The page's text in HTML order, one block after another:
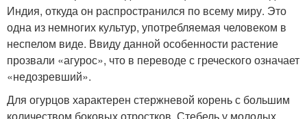
Индия, откуда он распространился по всему миру. Это
одна из немногих культур, употребляемая человеком в
неспелом виде. Ввиду данной особенности растение
прозвали «агурос», что в переводе с греческого означает
«недозревший».
Для огурцов характерен стержневой корень с большим
количеством боковых отростков. Стебель у молодых